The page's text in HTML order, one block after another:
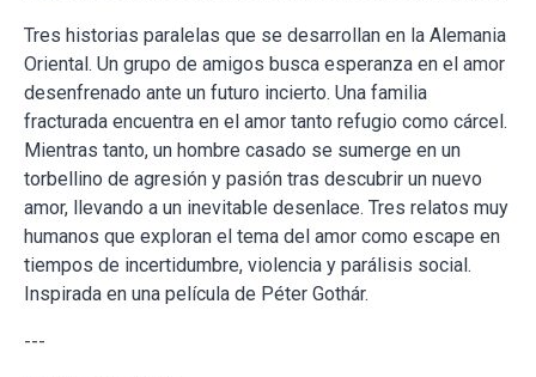
Tres historias paralelas que se desarrollan en la Alemania
Oriental. Un grupo de amigos busca esperanza en el amor
desenfrenado ante un futuro incierto. Una familia
fracturada encuentra en el amor tanto refugio como cárcel.
Mientras tanto, un hombre casado se sumerge en un
torbellino de agresión y pasión tras descubrir un nuevo
amor, llevando a un inevitable desenlace. Tres relatos muy
humanos que exploran el tema del amor como escape en
tiempos de incertidumbre, violencia y parálisis social.
Inspirada en una película de Péter Gothár.
---